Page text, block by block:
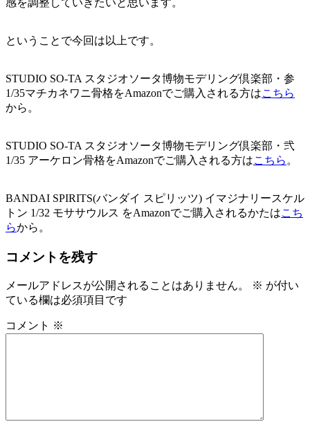
ということで今回は以上です。
STUDIO SO-TA スタジオソータ博物モデリング倶楽部・参
1/35マチカネワニ骨格をAmazonでご購入される方はこちら
から。
STUDIO SO-TA スタジオソータ博物モデリング倶楽部・弐
1/35 アーケロン骨格をAmazonでご購入される方はこちら 。
BANDAI SPIRITS(バンダイ スピリッツ) イマジナリースケル
トン 1/32 モササウルス をAmazonでご購入されるかたはこち
らから。
コメントを残す
メールアドレスが公開されることはありません。 ※ が付い
ている欄は必須項目です
コメント ※